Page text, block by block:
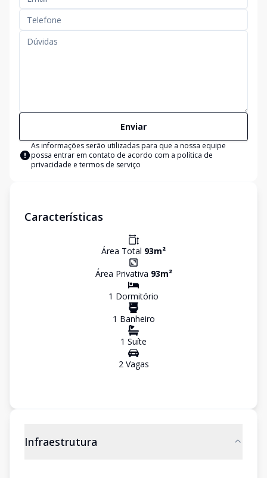
Enviar
As informações serão utilizadas para que a nossa equipe
possa entrar em contato de acordo com a política de
privacidade e termos de serviço
Características
Área Total 93m²
Área Privativa 93m²
1 Dormitório
1 Banheiro
1 Suíte
2Vagas
Infraestrutura